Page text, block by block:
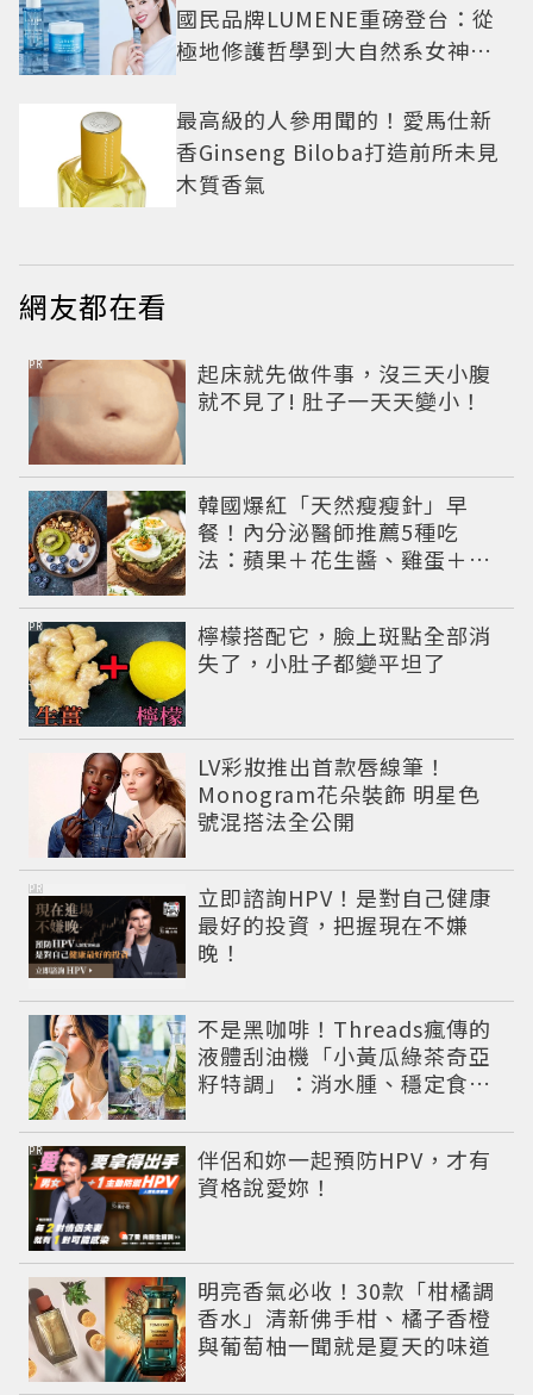
國民品牌LUMENE重磅登台：從
極地修護哲學到大自然系女神莫
最高級的人參用聞的！愛馬仕新
香Ginseng Biloba打造前所未見
木質香氣
網友都在看
起床就先做件事，沒三天小腹
就不見了! 肚子一天天變小！
PR
韓國爆紅「天然瘦瘦針」早
餐！內分泌醫師推薦5種吃
法：蘋果＋花生醬、雞蛋＋酪
檸檬搭配它，臉上斑點全部消
失了，小肚子都變平坦了
PR
LV彩妝推出首款唇線筆！
Monogram花朵裝飾 明星色
號混搭法全公開
立即諮詢HPV！是對自己健康
最好的投資，把握現在不嫌
晚！
PR
不是黑咖啡！Threads瘋傳的
液體刮油機「小黃瓜綠茶奇亞
籽特調」：消水腫、穩定食
伴侶和妳一起預防HPV，才有
資格說愛妳！
PR
明亮香氣必收！30款「柑橘調
香水」清新佛手柑、橘子香橙
與葡萄柚一聞就是夏天的味道